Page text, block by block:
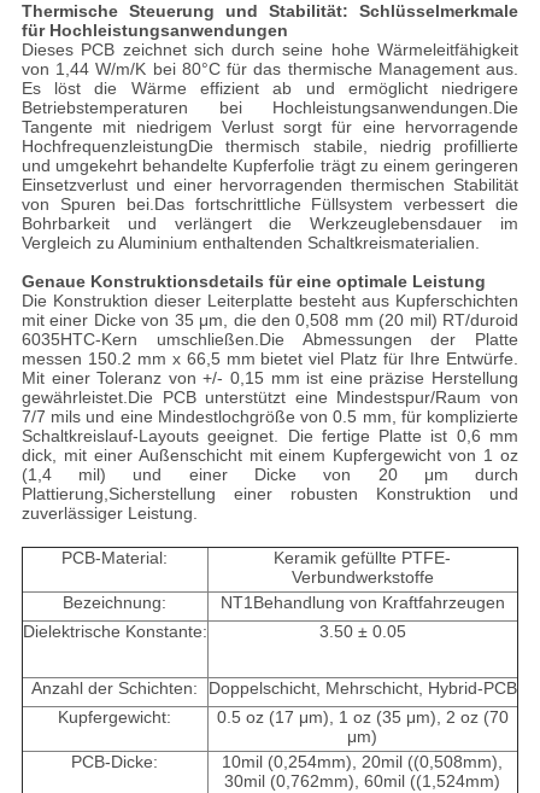
Thermische Steuerung und Stabilität: Schlüsselmerkmale
für Hochleistungsanwendungen
Dieses PCB zeichnet sich durch seine hohe Wärmeleitfähigkeit
von 1,44 W/m/K bei 80°C für das thermische Management aus.
Es löst die Wärme effizient ab und ermöglicht niedrigere
Betriebstemperaturen bei Hochleistungsanwendungen.Die
Tangente mit niedrigem Verlust sorgt für eine hervorragende
HochfrequenzleistungDie thermisch stabile, niedrig profillierte
und umgekehrt behandelte Kupferfolie trägt zu einem geringeren
Einsetzverlust und einer hervorragenden thermischen Stabilität
von Spuren bei.Das fortschrittliche Füllsystem verbessert die
Bohrbarkeit und verlängert die Werkzeuglebensdauer im
Vergleich zu Aluminium enthaltenden Schaltkreismaterialien.
Genaue Konstruktionsdetails für eine optimale Leistung
Die Konstruktion dieser Leiterplatte besteht aus Kupferschichten
mit einer Dicke von 35 μm, die den 0,508 mm (20 mil) RT/duroid
6035HTC-Kern umschließen.Die Abmessungen der Platte
messen 150.2 mm x 66,5 mm bietet viel Platz für Ihre Entwürfe.
Mit einer Toleranz von +/- 0,15 mm ist eine präzise Herstellung
gewährleistet.Die PCB unterstützt eine Mindestspur/Raum von
7/7 mils und eine Mindestlochgröße von 0.5 mm, für komplizierte
Schaltkreislauf-Layouts geeignet. Die fertige Platte ist 0,6 mm
dick, mit einer Außenschicht mit einem Kupfergewicht von 1 oz
(1,4 mil) und einer Dicke von 20 μm durch
Plattierung,Sicherstellung einer robusten Konstruktion und
zuverlässiger Leistung.
PCB-Material:
Keramik gefüllte PTFE-
Verbundwerkstoffe
Bezeichnung:
NT1Behandlung von Kraftfahrzeugen
Dielektrische Konstante:
3.50 ± 0.05
Anzahl der Schichten:
Doppelschicht, Mehrschicht, Hybrid-PCB
Kupfergewicht:
0.5 oz (17 μm), 1 oz (35 μm), 2 oz (70
μm)
PCB-Dicke:
10mil (0,254mm), 20mil ((0,508mm),
30mil (0,762mm), 60mil ((1,524mm)